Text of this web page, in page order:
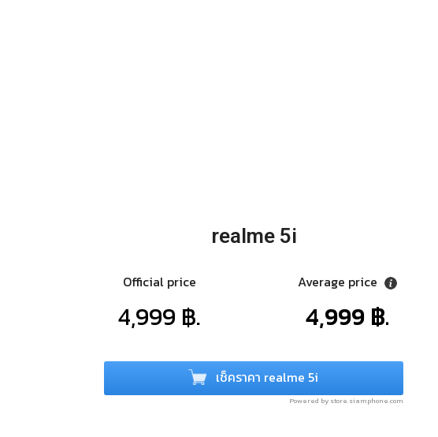
realme 5i
Official price
4,999 ฿.
Average price
4,999 ฿.
เช็คราคา realme 5i
Powered by store.siamphone.com